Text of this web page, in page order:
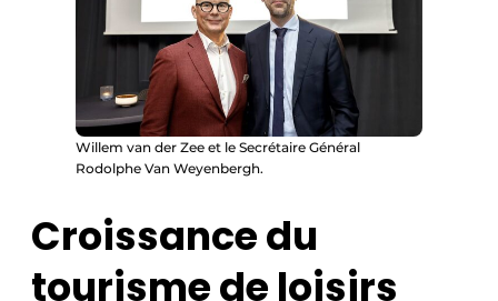
Willem van der Zee et le Secrétaire Général
Rodolphe Van Weyenbergh.
Croissance du
tourisme de loisirs